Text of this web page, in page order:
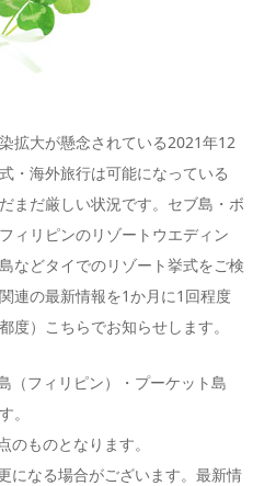
拡大が懸念されている2021年12
・海外旅行は可能になっている
まだ厳しい状況です。セブ島・ボ
ィリピンのリゾートウエディン
などタイでのリゾート挙式をご検
連の最新情報を1か月に1回程度
度）こちらでお知らせします。
（フィリピン）・プーケット島
。
ものとなります。
になる場合がございます。最新情